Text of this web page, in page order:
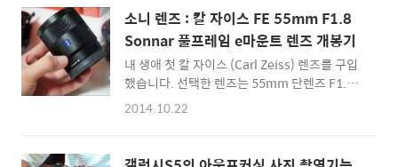
렌즈를 영입한 이후에는 카메라에 돈을 쓰지 않
으려고 노력하고 있는데... 아무튼 취업해서 첫
월..
보정)이나 HDR(High Dynamic Range)과 같
은 촬영기능을 통해 이전보다 높은 퀄리티의 사
진을 촬영하는 것이 보편화 되고 있죠. 구글 카
메라 앱은 레퍼런스 스마트폰인 넥서스 시리즈
의 기본 카메라 촬영앱으로 탑재되어 있는 앱인
데, 얼마전 구글은 공식 블로그를 통해 HDR 사
로이드 폰에서 사용이 가능하지만, 아쉽게도
소니 렌즈 : 칼 자이스 FE 55mm F1.8
Sonnar 풀프레임 e마운트 렌즈 개봉기
내 생애 첫 칼 자이스 (Carl Zeiss) 렌즈를 구입
했습니다. 선택한 렌즈는 55mm 단렌즈 F1.8
Sonnar FE라고 표기된 것에서 알 수 있듯이...
녀석 밖에는 없다고 생각해오고 있었는데, 이번
2014.10.22